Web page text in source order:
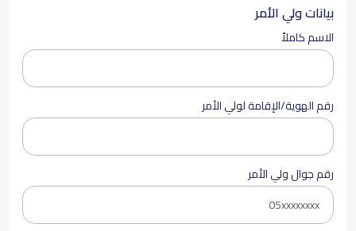
بيانات ولي الأمر
الاسم كاملاً
رقم الهوية/الإقامة لولي الأمر
رقم جوال ولي الأمر